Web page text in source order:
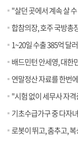
"살던 곳에서 계속 살
합참의장, 호주 국방총
1~20일 수출 385억 달
배드민턴 안세영, 대한
연말정산 자료를 한번
"시험 없이 세무사 자격증을
기초수급가구 중 다자
로봇이 뛰고, 춤추고, 복싱까지!